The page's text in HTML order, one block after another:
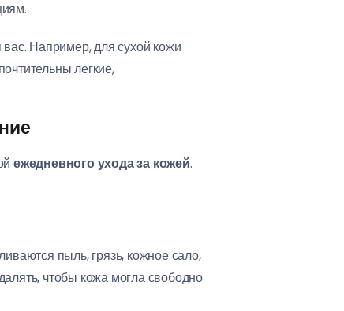
Например, для сухой кожи
легкие,
ежедневного ухода за кожей.
пыль, грязь, кожное сало,
чтобы кожа могла свободно